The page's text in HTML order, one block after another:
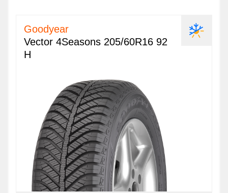
Goodyear
Vector 4Seasons 205/60R16 92
H